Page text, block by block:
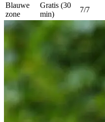
Blauwe
zone
Gratis (30
min)
7/7